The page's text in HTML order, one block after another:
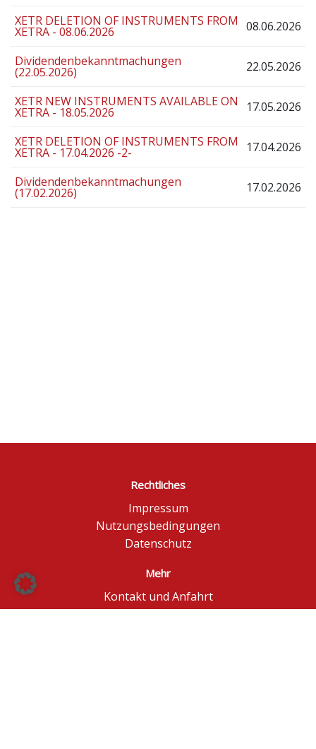
XETR DELETION OF INSTRUMENTS FROM
XETRA - 08.06.2026 08.06.2026
Dividendenbekanntmachungen
(22.05.2026) 22.05.2026
XETR NEW INSTRUMENTS AVAILABLE ON
XETRA - 18.05.2026 17.05.2026
XETR DELETION OF INSTRUMENTS FROM
XETRA - 17.04.2026 -2- 17.04.2026
Dividendenbekanntmachungen
(17.02.2026) 17.02.2026
Rechtliches
Impressum
Nutzungsbedingungen
Datenschutz
Mehr
Kontakt und Anfahrt
Börse Düsseldorf